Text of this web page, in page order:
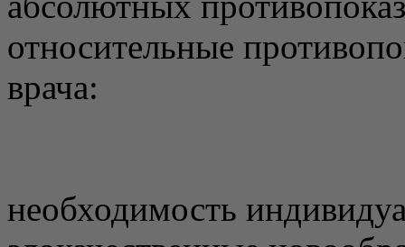
относительные
врача:
необходимость